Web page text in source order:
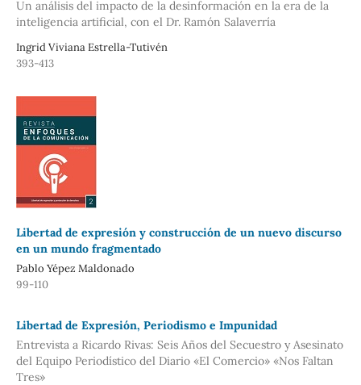
Un análisis del impacto de la desinformación en la era de la
inteligencia artificial, con el Dr. Ramón Salaverría
Ingrid Viviana Estrella-Tutivén
393-413
Libertad de expresión y construcción de un nuevo discurso
en un mundo fragmentado
Pablo Yépez Maldonado
99-110
Libertad de Expresión, Periodismo e Impunidad
Entrevista a Ricardo Rivas: Seis Años del Secuestro y Asesinato
del Equipo Periodístico del Diario «El Comercio» «Nos Faltan
Tres»